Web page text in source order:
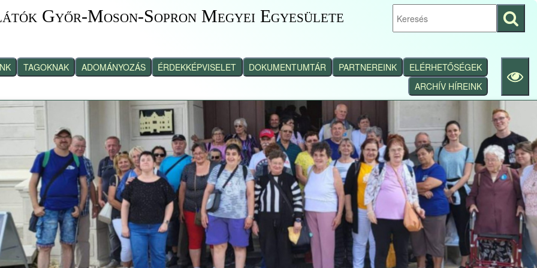
Győr-Moson-Sopron Megyei Egyesülete
Keresés
indítása
TAGOKNAK ADOMÁNYOZÁS ÉRDEKKÉPVISELET DOKUMENTUMTÁR PARTNEREINK
ELÉRHETŐSÉGEK
ARCHÍV HÍREINK